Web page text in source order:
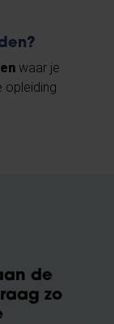
waar je
opleiding
de
zo